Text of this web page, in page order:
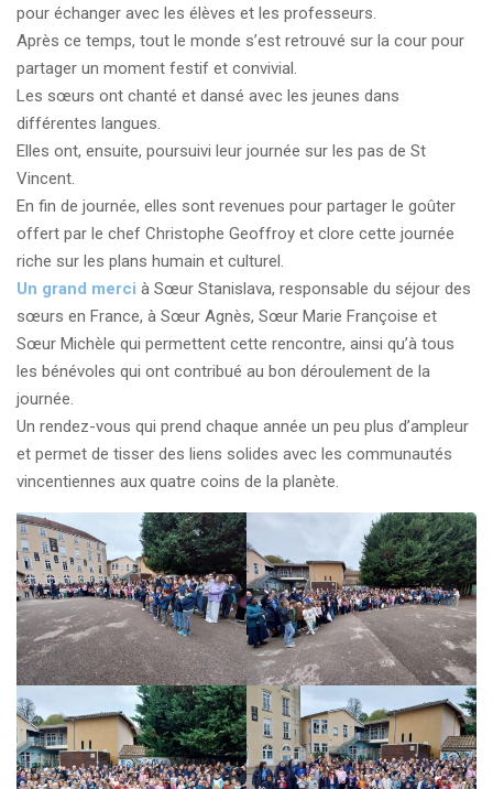
pour échanger avec les élèves et les professeurs.
Après ce temps, tout le monde s’est retrouvé sur la cour pour
partager un moment festif et convivial.
Les sœurs ont chanté et dansé avec les jeunes dans
différentes langues.
Elles ont, ensuite, poursuivi leur journée sur les pas de St
Vincent.
En fin de journée, elles sont revenues pour partager le goûter
offert par le chef Christophe Geoffroy et clore cette journée
riche sur les plans humain et culturel.
Un grand merci à Sœur Stanislava, responsable du séjour des
sœurs en France, à Sœur Agnès, Sœur Marie Françoise et
Sœur Michèle qui permettent cette rencontre, ainsi qu’à tous
les bénévoles qui ont contribué au bon déroulement de la
journée.
Un rendez-vous qui prend chaque année un peu plus d’ampleur
et permet de tisser des liens solides avec les communautés
vincentiennes aux quatre coins de la planète.